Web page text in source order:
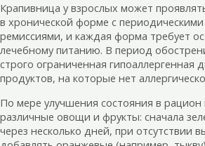
Крапивница у взрослых может
в хронической форме с
ремиссиями, и каждая форма требует
лечебному питанию. В период
строго ограниченная гипоаллергенная
продуктов, на которые нет
По мере улучшения состояния в рацион
различные овощи и фрукты: сначала
через несколько дней, при отсутствии